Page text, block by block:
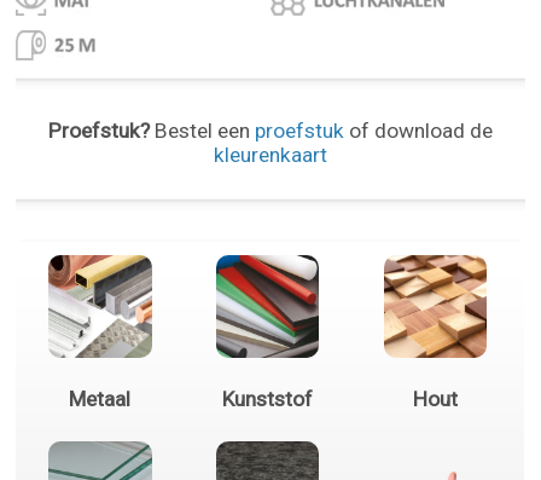
Proefstuk?Bestel een proefstukof download de
kleurenkaart
Metaal Kunststof Hout